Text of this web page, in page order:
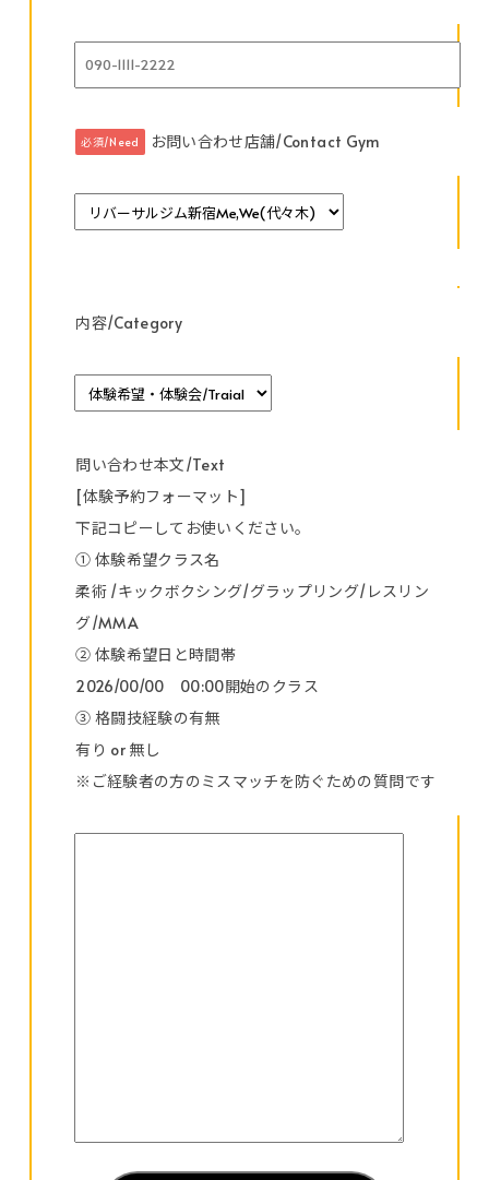
必須/Need お問い合わせ店舗/Contact Gym
内容/Category
問い合わせ本文/Text
[体験予約フォーマット]
下記コピーしてお使いください。
① 体験希望クラス名
柔術 /キックボクシング/グラップリング/レスリン
グ/MMA
② 体験希望日と時間帯
2026/00/00 00:00開始のクラス
③ 格闘技経験の有無
有り or 無し
※ご経験者の方のミスマッチを防ぐための質問です